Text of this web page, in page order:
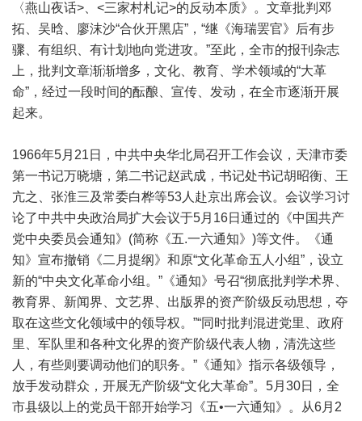
〈燕山夜话>、<三家村札记>的反动本质》。文章批判邓
拓、吴晗、廖沫沙“合伙开黑店”，“继《海瑞罢官》后有步
骤、有组织、有计划地向党进攻。”至此，全市的报刊杂志
上，批判文章渐渐增多，文化、教育、学术领域的“大革
命”，经过一段时间的酝酿、宣传、发动，在全市逐渐开展
起来。
1966年5月21日，中共中央华北局召开工作会议，天津市委
第一书记万晓塘，第二书记赵武成，书记处书记胡昭衡、王
亢之、张淮三及常委白桦等53人赴京出席会议。会议学习讨
论了中共中央政治局扩大会议于5月16日通过的《中国共产
党中央委员会通知》(简称《五.一六通知》)等文件。《通
知》宣布撤销《二月提纲》和原“文化革命五人小组”，设立
新的“中央文化革命小组。”《通知》号召“彻底批判学术界、
教育界、新闻界、文艺界、出版界的资产阶级反动思想，夺
取在这些文化领域中的领导权。”“同时批判混进党里、政府
里、军队里和各种文化界的资产阶级代表人物，清洗这些
人，有些则要调动他们的职务。”《通知》指示各级领导，
放手发动群众，开展无产阶级“文化大革命”。5月30日，全
市县级以上的党员干部开始学习《五•一六通知》。从6月2